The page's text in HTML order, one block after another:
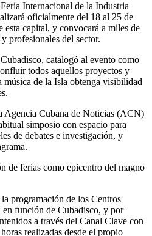
Internacional de la Industria
oficialmente del 18 al 25 de
esta capital, y convocará a miles de
profesionales del sector.
catalogó al evento como
todos aquellos proyectos y
música de la Isla obtenga visibilidad
Agencia Cubana de Noticias (ACN)
simposio con espacio para
de debates e investigación, y
de ferias como epicentro del magno
programación de los Centros
función de Cubadisco, y por
a través del Canal Clave con
realizadas desde el propio